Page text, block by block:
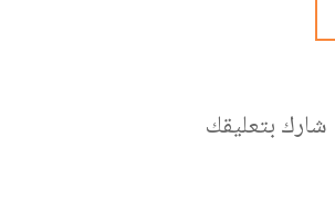
شارك بتعليقك